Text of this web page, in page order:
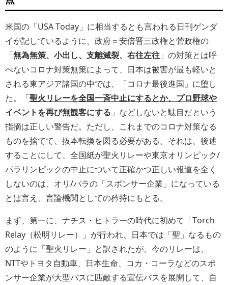
米国の「USA Today」に相当するとも言われる日刊ゲンダ
イが記しているように、政府＝安倍晋三政権と菅政権の
「無為無策、小出し、支離滅裂、右往左往 」の対策とは呼
べないコロナ対策無策によって、日本は被害が最も軽いと
される東アジア諸国の中では、「コロナ最後進国」に堕し
た。「聖火リレーを全国一斉中止にするとか、プロ野球や
イベントを再び無観客にする 」などしないと駄目だという
指摘は正しい警告だ。ただし、これまでのコロナ対策なる
ものを捨てて、抜本転換を図る必要がある。それは、後述
することにして、全国紙が聖火リレーや東京オリンピック/
パラリンピックの中止について正確かつ正しい報道を全く
しないのは、オリ/パラの「スポンサー企業」になっている
とは言え、言論機関としての矜持にもとる。
まず、第一に、ナチス・ヒトラーの時代に初めて「Torch
Relay（松明リレー）」が行われ、日本では「聖」なるもの
のように「聖火リレー」と訳されたが、今のリレーは、
NTTやトヨタ自動車、日本生命、コカ・コーラなどのスポ
ンサー企業が大型バスに匹敵する宣伝バスを展開して、自